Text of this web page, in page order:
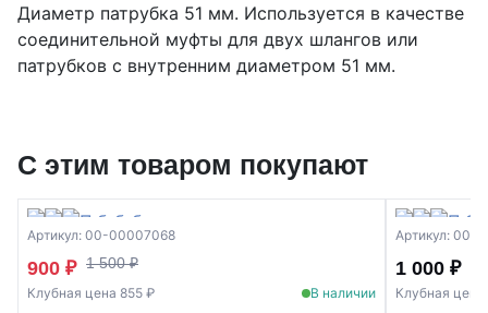
Диаметр патрубка 51 мм. Используется в качестве
соединительной муфты для двух шлангов или
патрубков с внутренним диаметром 51 мм.
С этим товаром покупают
Артикул: 00-00007068
900 ₽ 1 500 ₽
Клубная цена 855 ₽ В наличии
Артикул: 00-
1 000 ₽
Клубная